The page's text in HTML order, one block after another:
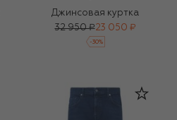
Джинсовая куртка
32 950 ₽23 050 ₽
-30%